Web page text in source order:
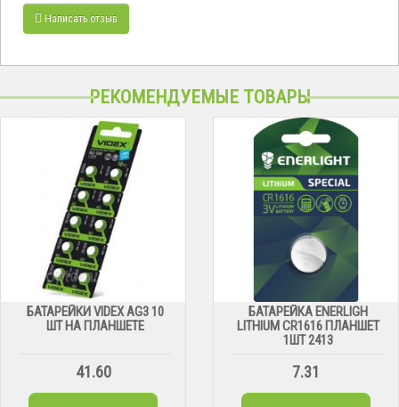
Написать отзыв
РЕКОМЕНДУЕМЫЕ ТОВАРЫ
БАТАРЕЙКИ VIDEX AG3 10
ШТ НА ПЛАНШЕТЕ
41.60
БАТАРЕЙКА ENERLIGH
LITHIUM CR1616 ПЛАНШЕТ
1ШТ 2413
7.31